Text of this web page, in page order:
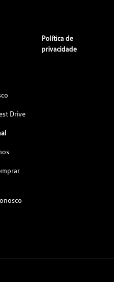
Drive
Política de
privacidade